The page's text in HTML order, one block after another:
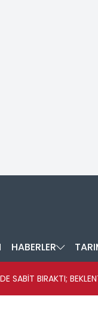
HABERLER
SABİT BIRAKTI;